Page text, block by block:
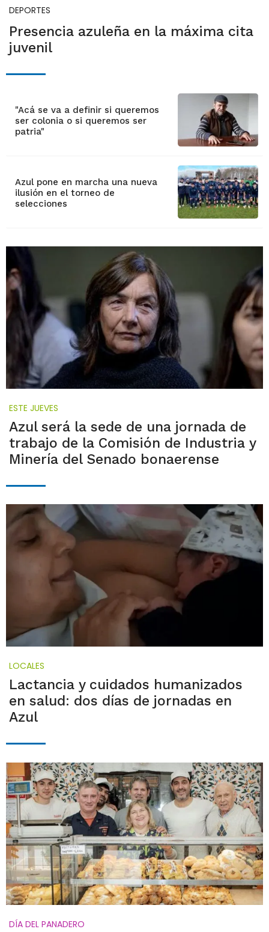
DEPORTES
Presencia azuleña en la máxima cita
juvenil
"Acá se va a definir si queremos
ser colonia o si queremos ser
patria"
Azul pone en marcha una nueva
ilusión en el torneo de
selecciones
ESTE JUEVES
Azul será la sede de una jornada de
trabajo de la Comisión de Industria y
Minería del Senado bonaerense
LOCALES
Lactancia y cuidados humanizados
en salud: dos días de jornadas en
Azul
DÍA DEL PANADERO